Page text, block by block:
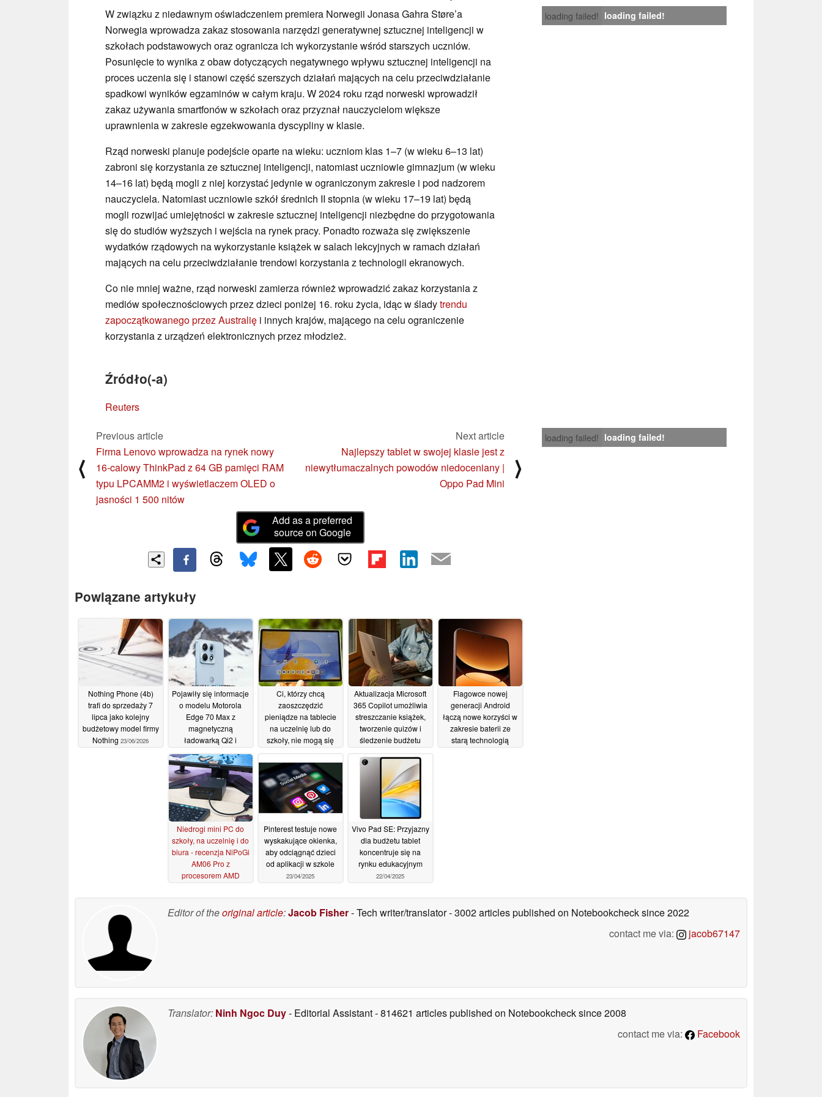
loading failed! loading failed!
W związku z niedawnym oświadczeniem premiera Norwegii Jonasa Gahra Støre’a
Norwegia wprowadza zakaz stosowania narzędzi generatywnej sztucznej inteligencji w
szkołach podstawowych oraz ogranicza ich wykorzystanie wśród starszych uczniów.
Posunięcie to wynika z obaw dotyczących negatywnego wpływu sztucznej inteligencji na
proces uczenia się i stanowi część szerszych działań mających na celu przeciwdziałanie
spadkowi wyników egzaminów w całym kraju. W 2024 roku rząd norweski wprowadził
zakaz używania smartfonów w szkołach oraz przyznał nauczycielom większe
uprawnienia w zakresie egzekwowania dyscypliny w klasie.
Rząd norweski planuje podejście oparte na wieku: uczniom klas 1–7 (w wieku 6–13 lat)
zabroni się korzystania ze sztucznej inteligencji, natomiast uczniowie gimnazjum (w wieku
14–16 lat) będą mogli z niej korzystać jedynie w ograniczonym zakresie i pod nadzorem
nauczyciela. Natomiast uczniowie szkół średnich II stopnia (w wieku 17–19 lat) będą
mogli rozwijać umiejętności w zakresie sztucznej inteligencji niezbędne do przygotowania
się do studiów wyższych i wejścia na rynek pracy. Ponadto rozważa się zwiększenie
wydatków rządowych na wykorzystanie książek w salach lekcyjnych w ramach działań
mających na celu przeciwdziałanie trendowi korzystania z technologii ekranowych.
Co nie mniej ważne, rząd norweski zamierza również wprowadzić zakaz korzystania z
mediów społecznościowych przez dzieci poniżej 16. roku życia, idąc w śladytrendu
zapoczątkowanego przez Australię i innych krajów, mającego na celu ograniczenie
korzystania z urządzeń elektronicznych przez młodzież.
Źródło(-a)
Reuters
loading failed! loading failed!
⟨
Previous article
Firma Lenovo wprowadza na rynek nowy
16-calowy ThinkPad z 64 GB pamięci RAM
typu LPCAMM2 i wyświetlaczem OLED o
jasności 1 500 nitów
Next article
Najlepszy tablet w swojej klasie jest z
niewytłumaczalnych powodów niedoceniany |
Oppo Pad Mini
⟩
Add as a preferred
source on Google
Powiązane artykuły
Nothing Phone (4b)
trafi do sprzedaży 7
lipca jako kolejny
budżetowy model firmy
Nothing 23/06/2026
Pojawiły się informacje
o modelu Motorola
Edge 70 Max z
magnetyczną
ładowarką Qi2 i
Snapdragon 8 Gen 5
23/06/2026
Ci, którzy chcą
zaoszczędzić
pieniądze na tablecie
na uczelnię lub do
szkoły, nie mogą się
Tab12/10/2025
Aktualizacja Microsoft
365 Copilot umożliwia
streszczanie książek,
tworzenie quizów i
śledzenie budżetu
Flagowce nowej
generacji Android
łączą nowe korzyści w
zakresie baterii ze
starą technologią
Niedrogi mini PC do
szkoły, na uczelnię i do
biura - recenzja NiPoGi
AM06 Pro z
procesorem AMD
Pinterest testuje nowe
wyskakujące okienka,
aby odciągnąć dzieci
od aplikacji w szkole
23/04/2025
Vivo Pad SE: Przyjazny
dla budżetu tablet
koncentruje się na
rynku edukacyjnym
22/04/2025
Editor of theoriginal article:Jacob Fisher- Tech writer/translator- 3002 articles published on Notebookchecksince 2022
contact me via:
jacob67147
Translator: Ninh Ngoc Duy- Editorial Assistant- 814621 articles published on Notebookchecksince 2008
contact me via:
Facebook